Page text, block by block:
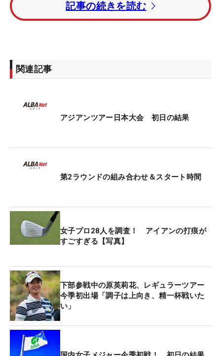
単身で2年ほど、アジア各国を転戦し、技術を磨い
た。決して整っているとはいえない環境で過ごした
ーニングになった。（転戦が）上達につながってい
ます」。そして今回、アジアンツアーの高額賞金シ
出場し、ボギーフリーの「64」をマーク。日本勢最
上位の7アンダー・2位で滑り出した。
した。オフにはパフォーマンスチャートで唯一“くぼ
んでいた”パッティングの強化にフォーカス。「いっ
のパターにつながっていて、うまくハマっていま
す」と、今季の平均パットは7位につけている。
見直したのは、アドレスの仕方。これまでは「めっ
手元にゆとりを作ることを意識している。「これま
ではつま先体重でストロークがしにくかったけれ
ど、いまはかかと体重にして、ヒザを曲げずに伸ば
しながら（構えている）。スペースができてストロ
ークしやすくなりました」。体重配分は7：3くらい
だという。
記事の続きを読む
関連記事
アジアンツアー日本大会 初日の結果
第2ラウンドの組み合わせ＆スタート時間
女子プロ28人を調査！ アイアンの打痕が
すごすぎる【写真】
下部参戦中の原英莉花、レギュラーツアー
今季初出場「調子は上向き、精一杯戦いた
い」